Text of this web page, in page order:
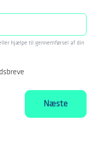
hjælpe til gennemførsel af din